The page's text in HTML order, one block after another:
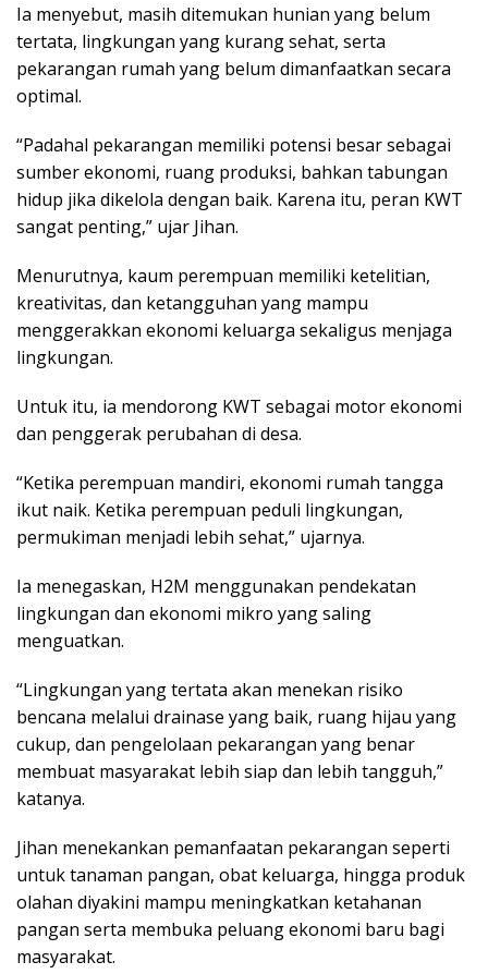
Ia menyebut, masih ditemukan hunian yang belum
tertata, lingkungan yang kurang sehat, serta
pekarangan rumah yang belum dimanfaatkan secara
optimal.
“Padahal pekarangan memiliki potensi besar sebagai
sumber ekonomi, ruang produksi, bahkan tabungan
hidup jika dikelola dengan baik. Karena itu, peran KWT
sangat penting,” ujar Jihan.
Menurutnya, kaum perempuan memiliki ketelitian,
kreativitas, dan ketangguhan yang mampu
menggerakkan ekonomi keluarga sekaligus menjaga
lingkungan.
Untuk itu, ia mendorong KWT sebagai motor ekonomi
dan penggerak perubahan di desa.
“Ketika perempuan mandiri, ekonomi rumah tangga
ikut naik. Ketika perempuan peduli lingkungan,
permukiman menjadi lebih sehat,” ujarnya.
Ia menegaskan, H2M menggunakan pendekatan
lingkungan dan ekonomi mikro yang saling
menguatkan.
“Lingkungan yang tertata akan menekan risiko
bencana melalui drainase yang baik, ruang hijau yang
cukup, dan pengelolaan pekarangan yang benar
membuat masyarakat lebih siap dan lebih tangguh,”
katanya.
Jihan menekankan pemanfaatan pekarangan seperti
untuk tanaman pangan, obat keluarga, hingga produk
olahan diyakini mampu meningkatkan ketahanan
pangan serta membuka peluang ekonomi baru bagi
masyarakat.